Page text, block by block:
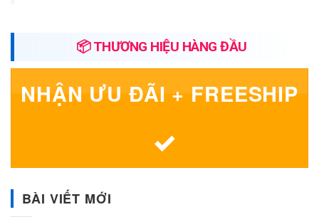
📦 THƯƠNG HIỆU HÀNG ĐẦU
NHẬN ƯU ĐÃI + FREESHIP
BÀI VIẾT MỚI